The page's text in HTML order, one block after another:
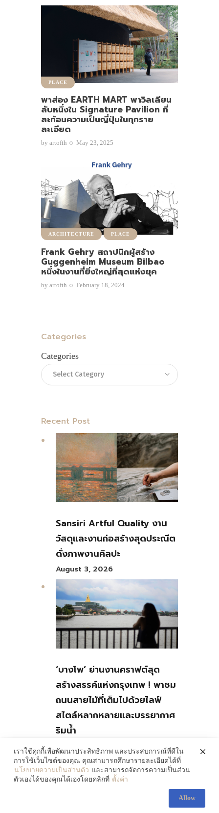
PLACE
พาส่อง EARTH MART พาวิลเลียน
ลับหนึ่งใน Signature Pavilion ที่
สะท้อนความเป็นญี่ปุ่นในทุกราย
ละเอียด
by artofth May 23, 2025
ARCHITECTURE PLACE
Frank Gehry สถาปนิกผู้สร้าง
Guggenheim Museum Bilbao
หนึ่งในงานที่ยิ่งใหญ่ที่สุดแห่งยุค
by artofth February 18, 2024
Categories
Categories
Recent Post
Sansiri Artful Quality งาน
วัสดุและงานก่อสร้างสุดประณีต
ดั่งภาพงานศิลปะ
August 3, 2026
‘บางโพ’ ย่านงานคราฟต์สุด
สร้างสรรค์แห่งกรุงเทพ ! พาชม
ถนนสายไม้ที่เต็มไปด้วยไลฟ์
สไตล์หลากหลายและบรรยากาศ
ริมน้ำ
July 30, 2026
เราใช้คุกกี้เพื่อพัฒนาประสิทธิภาพ และประสบการณ์ที่ดีใน
การใช้เว็บไซต์ของคุณ คุณสามารถศึกษารายละเอียดได้ที่
นโยบายความเป็นส่วนตัว และสามารถจัดการความเป็นส่วน
ตัวเองได้ของคุณได้เองโดยคลิกที่ ตั้งค่า
Allow